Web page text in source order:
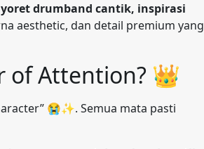
drumband cantik, inspirasi
aesthetic, dan detail premium yang
of Attention? 👑
😭✨. Semua mata pasti